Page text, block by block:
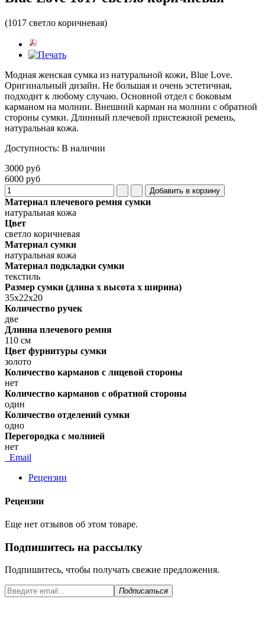
(1017 светло коричневая)
Модная женская сумка из натуральной кожи, Blue Love.
Оригинальный дизайн. Не большая и очень эстетичная,
подходит к любому случаю. Основной отдел с боковым
карманом на молнии. Внешний карман на молнии с обратной
стороны сумки. Длинный плечевой пристежной ремень,
натуральная кожа.
Доступность: В наличии
3000 руб
6000 руб
Материал плечевого ремня сумки
натуральная кожа
Цвет
светло коричневая
Материал сумки
натуральная кожа
Материал подкладки сумки
текстиль
Размер сумки (длина х высота х ширина)
35х22х20
Количество ручек
две
Длинна плечевого ремня
110 см
Цвет фурнитуры сумки
золото
Количество карманов с лицевой стороны
нет
Количество карманов с обратной стороны
один
Количество отделений сумки
одно
Перегородка с молнией
нет
Email
Рецензии
Рецензии
Еще нет отзывов об этом товаре.
Подпишитесь на рассылку
Подпишитесь, чтобы получать свежие предложения.
Подписаться